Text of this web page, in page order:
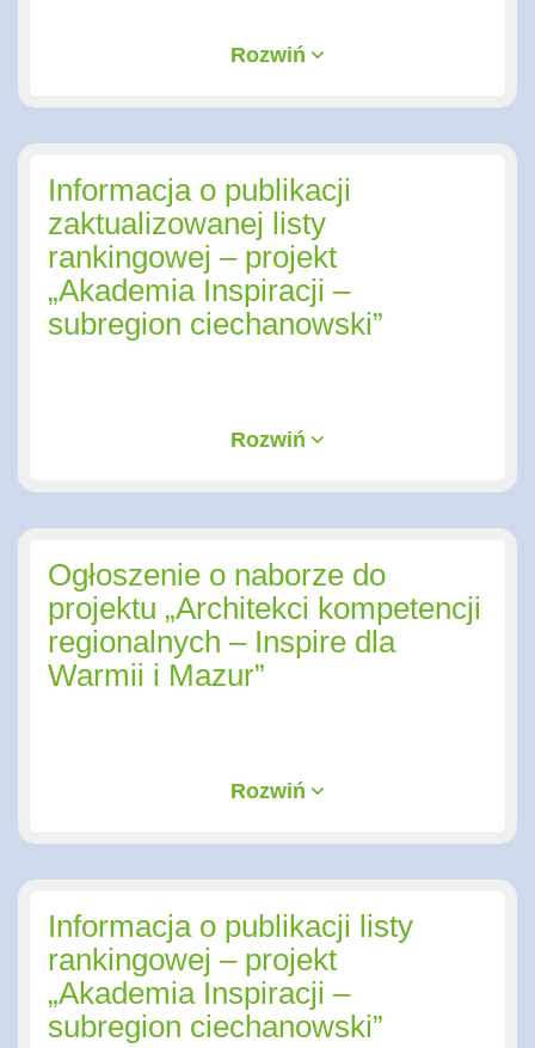
Rozwiń
Informacja o publikacji
zaktualizowanej listy
rankingowej – projekt
„Akademia Inspiracji –
subregion ciechanowski”
Rozwiń
Ogłoszenie o naborze do
projektu „Architekci kompetencji
regionalnych – Inspire dla
Warmii i Mazur”
Rozwiń
Informacja o publikacji listy
rankingowej – projekt
„Akademia Inspiracji –
subregion ciechanowski”